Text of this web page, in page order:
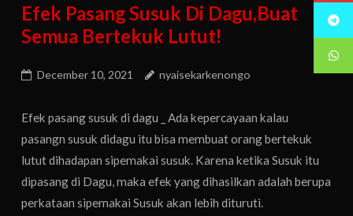
Efek Pasang Susuk Di Dagu,Buat
Semua Bertekuk Lutut!
December 10, 2021 nyaisekarkenongo
Efek pasang susuk di dagu _ Ada kepercayaan kalau
pasangn susuk didagu itu bisa membuat orang bertekuk
lutut dihadapan sipemakai susuk. Karena ketika Susuk itu
dipasang di Dagu, maka efek yang dihasilkan adalah berupa
perkataan sipemakai Susuk akan lebih dituruti.